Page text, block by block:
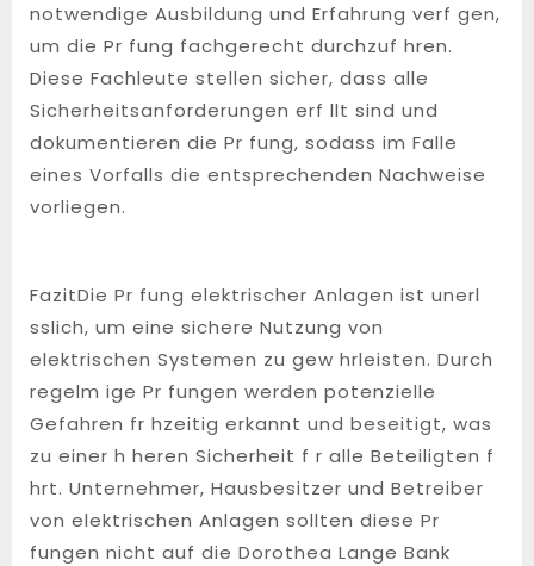
notwendige Ausbildung und Erfahrung verf gen,
um die Pr fung fachgerecht durchzuf hren.
Diese Fachleute stellen sicher, dass alle
Sicherheitsanforderungen erf llt sind und
dokumentieren die Pr fung, sodass im Falle
eines Vorfalls die entsprechenden Nachweise
vorliegen.
FazitDie Pr fung elektrischer Anlagen ist unerl
sslich, um eine sichere Nutzung von
elektrischen Systemen zu gew hrleisten. Durch
regelm ige Pr fungen werden potenzielle
Gefahren fr hzeitig erkannt und beseitigt, was
zu einer h heren Sicherheit f r alle Beteiligten f
hrt. Unternehmer, Hausbesitzer und Betreiber
von elektrischen Anlagen sollten diese Pr
fungen nicht auf die Dorothea Lange Bank